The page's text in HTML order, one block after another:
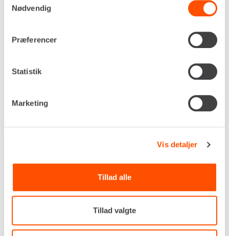
Nødvendig
Præferencer
Statistik
Marketing
Vis detaljer
Tillad alle
Tillad valgte
UNDERTAVLE – 63A